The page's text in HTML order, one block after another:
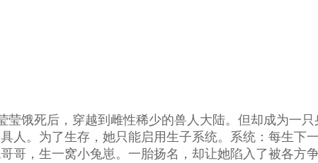
莹饿死后，穿越到雌性稀少的兽人大陆。但却成为一
人。为了生存，她只能启用生子系统。系统：每生下
哥，生一窝小兔崽。一胎扬名，却让她陷入了被各方